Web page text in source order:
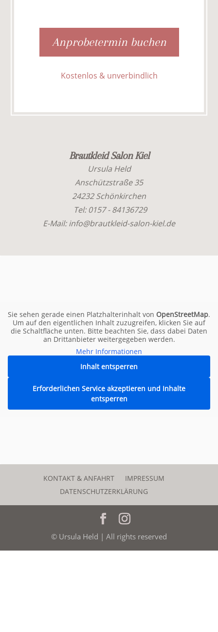
Anprobetermin buchen
Kostenlos & unverbindlich
Brautkleid Salon Kiel
Ursula Held
Anschützstraße 35
24232 Schönkirchen
Tel: 0157 - 84136729
E-Mail: info@brautkleid-salon-kiel.de
Sie sehen gerade einen Platzhalterinhalt von OpenStreetMap.
Um auf den eigentlichen Inhalt zuzugreifen, klicken Sie auf
die Schaltfläche unten. Bitte beachten Sie, dass dabei Daten
an Drittanbieter weitergegeben werden.
Mehr Informationen
Inhalt entsperren
Erforderlichen Service akzeptieren und Inhalte
entsperren
KONTAKT & ANFAHRT
IMPRESSUM
DATENSCHUTZERKLÄRUNG
© Ursula Held | All rights reserved